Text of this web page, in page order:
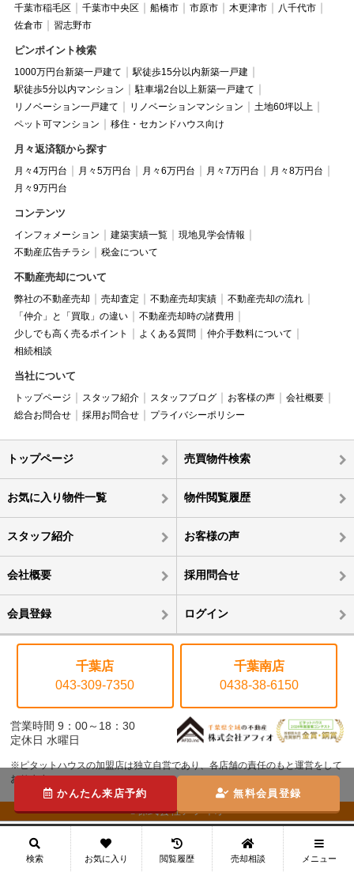
千葉市稲毛区
千葉市中央区 船橋市 市原市 木更津市
八千代市
佐倉市
習志野市
ピンポイント検索
1000万円台新築一戸建て
駅徒歩15分以内新築一戸建
駅徒歩5分以内マンション
駐車場2台以上新築一戸建て
リノベーション一戸建て
リノベーションマンション
土地60坪以上
ペット可マンション
移住・セカンドハウス向け
月々返済額から探す
月々4万円台 月々5万円台 月々6万円台 月々7万円台
月々8万円台
月々9万円台
コンテンツ
インフォメーション 建築実績一覧
現地見学会情報
不動産広告チラシ
税金について
不動産売却について
弊社の不動産売却 売却査定 不動産売却実績
不動産売却の流れ
「仲介」と「買取」の違い
不動産売却時の諸費用
少しでも高く売るポイント
よくある質問
仲介手数料について
相続相談
当社について
トップページ スタッフ紹介 スタッフブログ お客様の声
会社概要
総合お問合せ
採用お問合せ プライバシーポリシー
トップページ 売買物件検索
お気に入り物件一覧 物件閲覧履歴
スタッフ紹介 お客様の声
会社概要 採用問合せ
会員登録 ログイン
千葉店
043-309-7350
千葉南店
0438-38-6150
営業時間 9：00～18：30
定休日 水曜日
※ピタットハウスの加盟店は独立自営であり、各店舗の責任のもと運営をして
おります。
©株式会社アフィオ
かんたん来店予約 無料会員登録
検索 お気に入り 閲覧履歴 売却相談 メニュー